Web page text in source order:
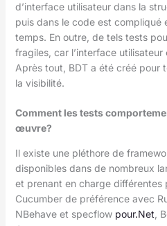
d’interface utilisateur dans la
puis dans le code est compliqué
temps. En outre, de tels tests
fragiles, car l’interface
Après tout, BDT a été créé pour
la visibilité.
Comment les tests
œuvre?
Il existe une pléthore de
disponibles dans de nombreux
et prenant en charge différentes
Cucumber de préférence avec
NBehave et specflow pour.Net ,